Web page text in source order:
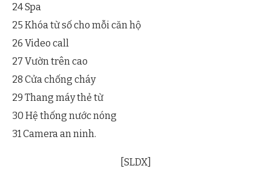
24 Spa
25 Khóa từ số cho mỗi căn hộ
26 Video call
27 Vườn trên cao
28 Cửa chống cháy
29 Thang máy thẻ từ
30 Hệ thống nước nóng
31 Camera an ninh.
[SLDX]